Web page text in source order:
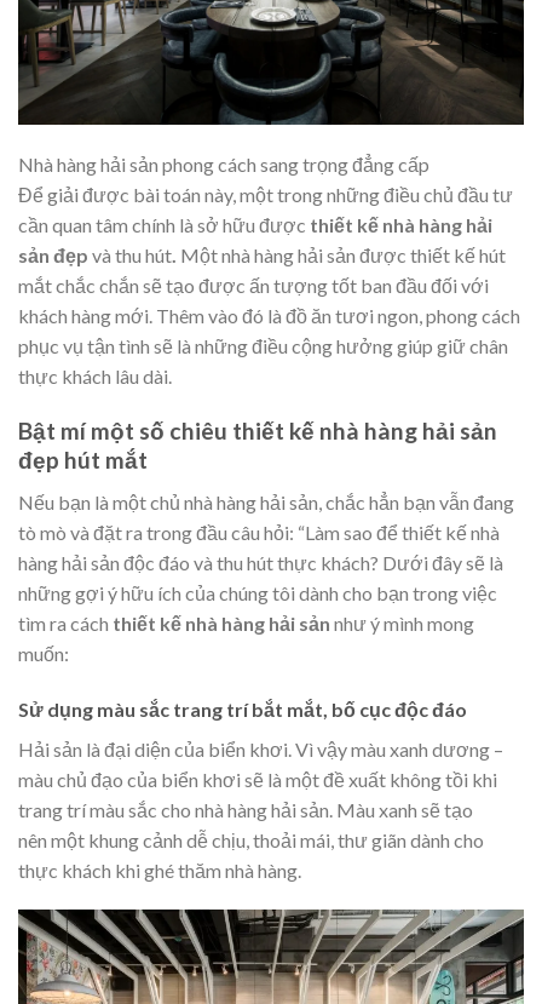
Nhà hàng hải sản phong cách sang trọng đẳng cấp
Để giải được bài toán này, một trong những điều chủ đầu tư
cần quan tâm chính là sở hữu được thiết kế nhà hàng hải
sản đẹp và thu hút. Một nhà hàng hải sản được thiết kế hút
mắt chắc chắn sẽ tạo được ấn tượng tốt ban đầu đối với
khách hàng mới. Thêm vào đó là đồ ăn tươi ngon, phong cách
phục vụ tận tình sẽ là những điều cộng hưởng giúp giữ chân
thực khách lâu dài.
Bật mí một số chiêu thiết kế nhà hàng hải sản
đẹp hút mắt
Nếu bạn là một chủ nhà hàng hải sản, chắc hẳn bạn vẫn đang
tò mò và đặt ra trong đầu câu hỏi: “Làm sao để thiết kế nhà
hàng hải sản độc đáo và thu hút thực khách? Dưới đây sẽ là
những gợi ý hữu ích của chúng tôi dành cho bạn trong việc
tìm ra cách thiết kế nhà hàng hải sản như ý mình mong
muốn:
Sử dụng màu sắc trang trí bắt mắt, bố cục độc đáo
Hải sản là đại diện của biển khơi. Vì vậy màu xanh dương –
màu chủ đạo của biển khơi sẽ là một đề xuất không tồi khi
trang trí màu sắc cho nhà hàng hải sản. Màu xanh sẽ tạo
nên một khung cảnh dễ chịu, thoải mái, thư giãn dành cho
thực khách khi ghé thăm nhà hàng.